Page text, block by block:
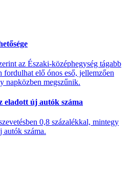
az Északi-középhegység tágabb
fordulhat elő ónos eső, jellemzően
napközben megszűnik.
eladott új autók száma
0,8 százalékkal, mintegy
autók száma.